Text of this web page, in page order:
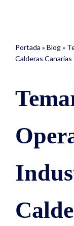
contenido
Portada » Blog»
Calderas